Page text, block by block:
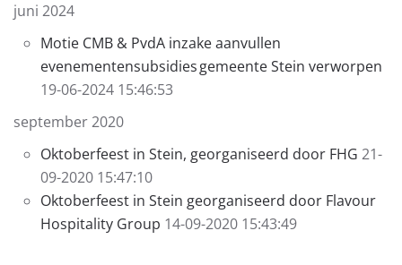
juni 2024
Motie CMB & PvdA inzake aanvullen
evenementensubsidies gemeente Stein verworpen
19-06-2024 15:46:53
september 2020
Oktoberfeest in Stein, georganiseerd door FHG 21-
09-2020 15:47:10
Oktoberfeest in Stein georganiseerd door Flavour
Hospitality Group 14-09-2020 15:43:49